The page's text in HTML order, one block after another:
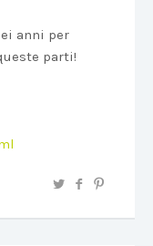
anni per
parti!